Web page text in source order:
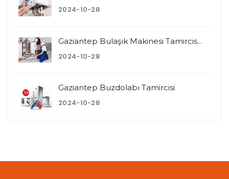
2024-10-28
Gaziantep Bulaşık Makinesi Tamircis...
2024-10-28
Gaziantep Buzdolabı Tamircisi
2024-10-28